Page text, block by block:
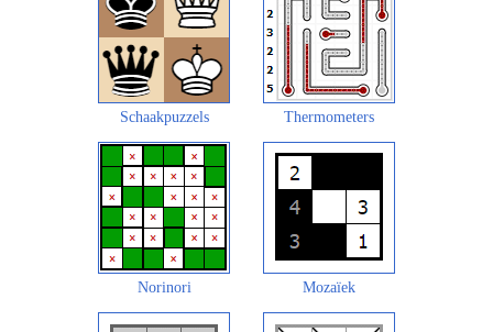
Schaakpuzzels Thermometers
Norinori Mozaïek